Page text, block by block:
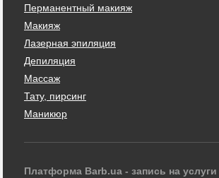
Перманентный макияж
Макияж
Лазерная эпиляция
Депиляция
Массаж
Тату, пирсинг
Маникюр
Платформа Barb.ua - запись на